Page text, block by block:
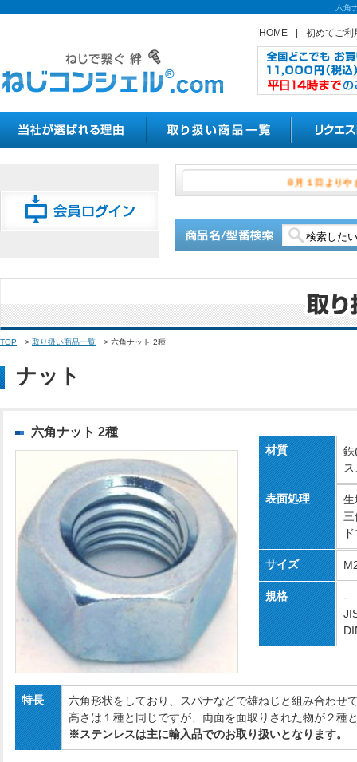
六角
HOME 初めてご利
８月１
TOP > 取り扱い商品一覧 > 六角ナット 2種
ナット
六角ナット 2種
材質
鉄
表面処理
生
サイズ
規格
-
特長
六角形状をしており、スパナなどで雄ねじと組み合わせ
高さは１種と同じですが、両面を面取りされた物が２種
※ステンレスは主に輸入品でのお取り扱いとなります。